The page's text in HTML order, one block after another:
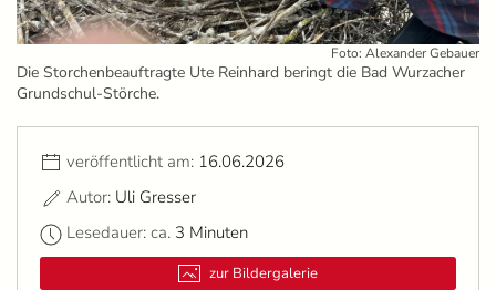
Foto: Alexander Gebauer
Die Storchenbeauftragte Ute Reinhard beringt die Bad Wurzacher
Grundschul-Störche.
veröffentlicht am: 16.06.2026
Autor: Uli Gresser
Lesedauer: ca. 3 Minuten
zur Bildergalerie